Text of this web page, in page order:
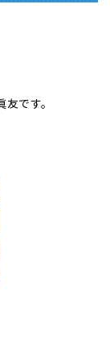
です。